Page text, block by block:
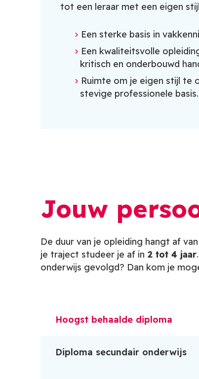
tot een leraar met een eigen
Een sterke basis in
Een kwaliteitsvolle
kritisch en onderbouwd
Ruimte om je eigen stijl te
stevige professionele basis.
Jouw
De duur van je opleiding hangt af
je traject studeer je af in 2 tot 4 jaar
onderwijs gevolgd? Dan kom je
Hoogst behaalde diploma
Diploma secundair onderwijs